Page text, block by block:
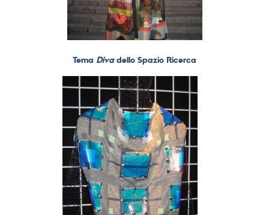
Tema Divadello Spazio Ricerca